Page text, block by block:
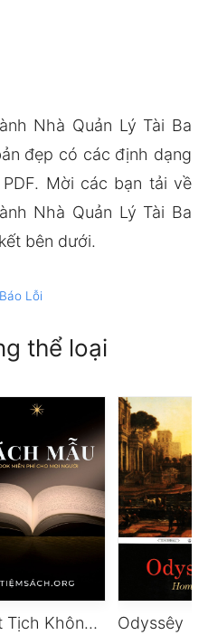
Nhà Quản Lý Tài Ba
đẹp có các định dạng
Mời các bạn tải về
Nhà Quản Lý Tài Ba
bên dưới.
Báo Lỗi
thể loại
Thất Tịch Không Mưa Odyssêy